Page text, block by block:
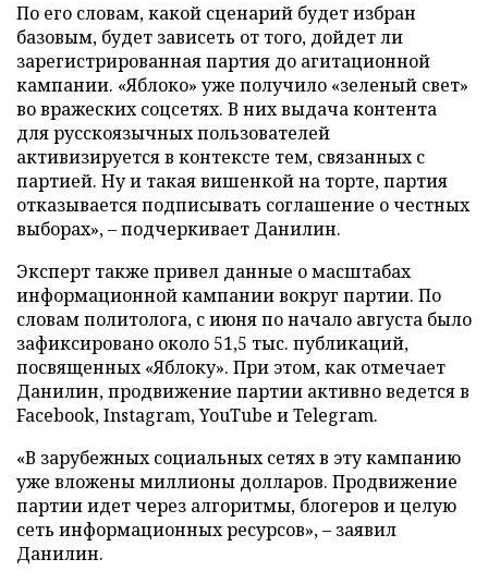
По его словам, какой сценарий будет избран
базовым, будет зависеть от того, дойдет ли
зарегистрированная партия до агитационной
кампании. «Яблоко» уже получило «зеленый свет»
во вражеских соцсетях. В них выдача контента
для русскоязычных пользователей
активизируется в контексте тем, связанных с
партией. Ну и такая вишенкой на торте, партия
отказывается подписывать соглашение о честных
выборах», – подчеркивает Данилин.
Эксперт также привел данные о масштабах
информационной кампании вокруг партии. По
словам политолога, с июня по начало августа было
зафиксировано около 51,5 тыс. публикаций,
посвященных «Яблоку». При этом, как отмечает
Данилин, продвижение партии активно ведется в
Facebook, Instagram, YouTube и Telegram.
«В зарубежных социальных сетях в эту кампанию
уже вложены миллионы долларов. Продвижение
партии идет через алгоритмы, блогеров и целую
сеть информационных ресурсов», – заявил
Данилин.